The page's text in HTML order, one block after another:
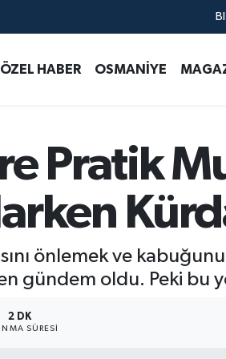
ÖZEL HABER OSMANİYE
Pratik
önlemek ve
gündem oldu. Peki bu
2 DK
SÜRESI